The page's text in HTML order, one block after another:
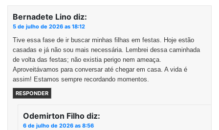
Bernadete Lino diz:
5 de julho de 2026 as 18:12
Tive essa fase de ir buscar minhas filhas em festas. Hoje estão
casadas e já não sou mais necessária. Lembrei dessa caminhada
de volta das festas; não existia perigo nem ameaça.
Aproveitávamos para conversar até chegar em casa. A vida é
assim! Estamos sempre recordando momentos.
RESPONDER
Odemirton Filho diz:
6 de julho de 2026 as 8:56